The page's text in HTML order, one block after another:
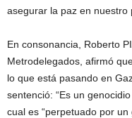
asegurar la paz en nuestro
En consonancia, Roberto
Metrodelegados, afirmó
lo que está pasando en
sentenció: “Es un
cual es “perpetuado por